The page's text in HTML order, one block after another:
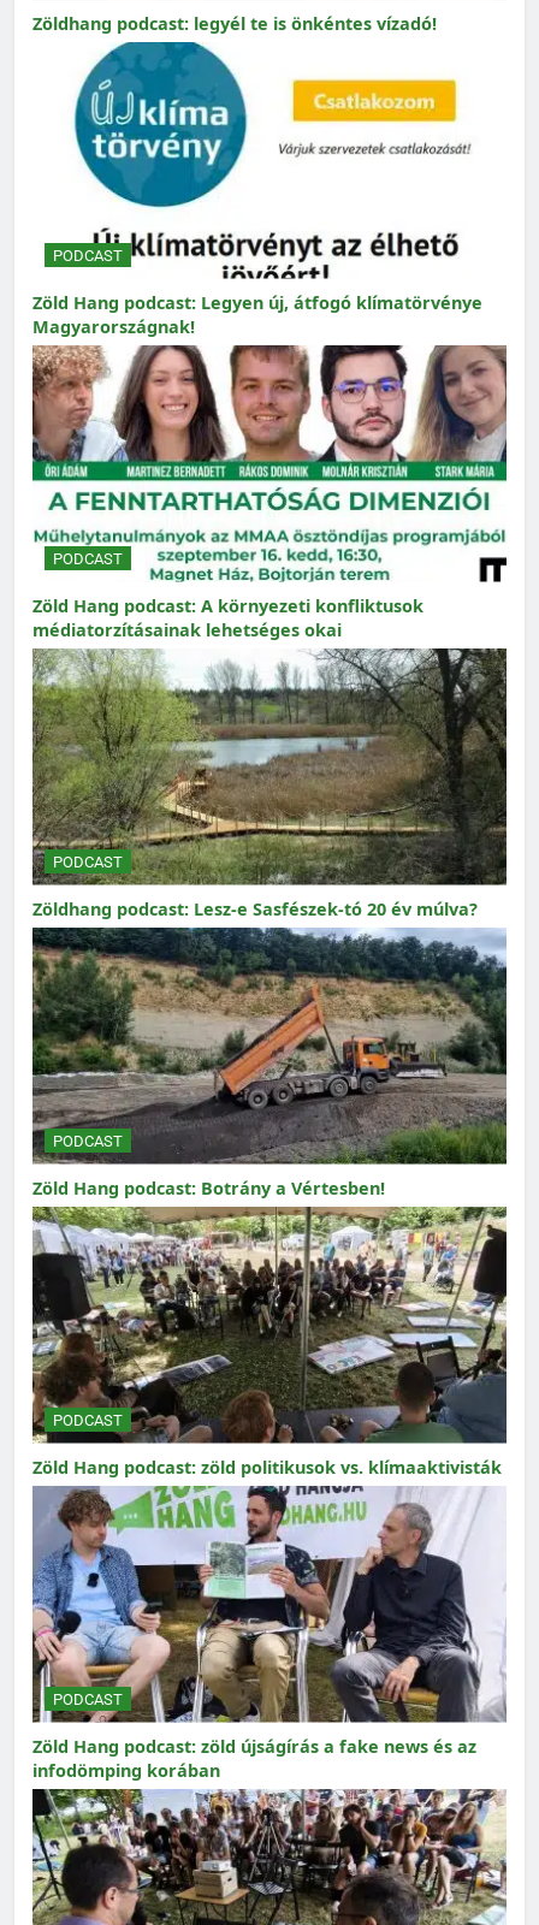
Zöldhang podcast: legyél te is önkéntes vízadó!
PODCAST
Zöld Hang podcast: Legyen új, átfogó klímatörvénye
Magyarországnak!
PODCAST
Zöld Hang podcast: A környezeti konfliktusok
médiatorzításainak lehetséges okai
PODCAST
Zöldhang podcast: Lesz-e Sasfészek-tó 20 év múlva?
PODCAST
Zöld Hang podcast: Botrány a Vértesben!
PODCAST
Zöld Hang podcast: zöld politikusok vs. klímaaktivisták
PODCAST
Zöld Hang podcast: zöld újságírás a fake news és az
infodömping korában